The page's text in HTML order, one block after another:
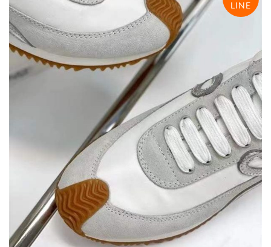
LINE